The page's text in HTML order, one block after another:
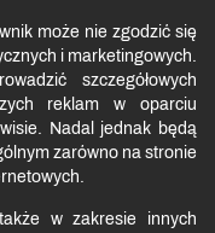
może nie zgodzić się
i marketingowych.
szczegółowych
reklam w oparciu
Nadal jednak będą
zarówno na stronie
w zakresie innych